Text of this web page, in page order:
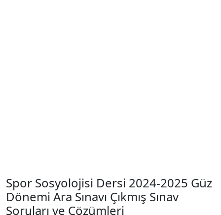
Spor Sosyolojisi Dersi 2024-2025 Güz
Dönemi Ara Sınavı Çıkmış Sınav
Soruları ve Çözümleri